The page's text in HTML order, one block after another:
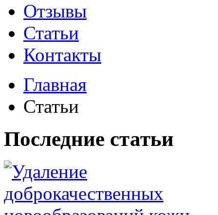
Отзывы
Статьи
Контакты
Главная
Статьи
Последние статьи